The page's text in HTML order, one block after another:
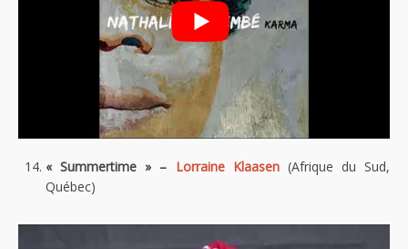
« Summertime » – Lorraine Klaasen (Afrique du Sud,
Québec)